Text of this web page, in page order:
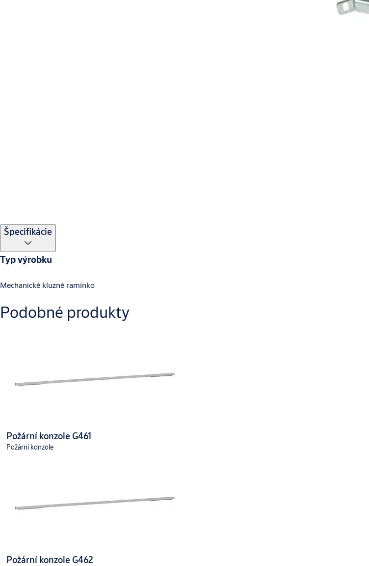
Špecifikácie
Typ výrobku
Mechanické kluzné ramínko
Podobné produkty
Požární konzole G461
Požární konzole
Požární konzole G462